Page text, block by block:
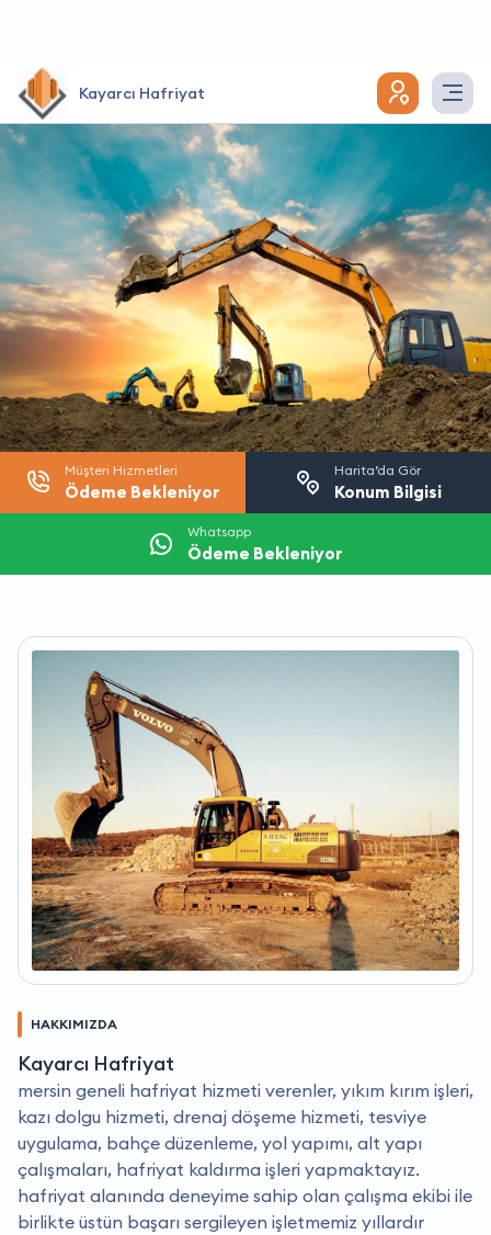
Kayarcı Hafriyat
Müşteri Hizmetleri
Ödeme Bekleniyor
Harita’da Gör
Konum Bilgisi
Whatsapp
Ödeme Bekleniyor
HAKKIMIZDA
Kayarcı Hafriyat
mersin geneli hafriyat hizmeti verenler, yıkım kırım işleri,
kazı dolgu hizmeti, drenaj döşeme hizmeti, tesviye
uygulama, bahçe düzenleme, yol yapımı, alt yapı
çalışmaları, hafriyat kaldırma işleri yapmaktayız.
hafriyat alanında deneyime sahip olan çalışma ekibi ile
birlikte üstün başarı sergileyen işletmemiz yıllardır